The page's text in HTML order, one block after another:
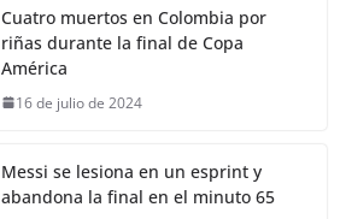
Cuatro muertos en Colombia por
riñas durante la final de Copa
América
16 de julio de 2024
Messi se lesiona en un esprint y
abandona la final en el minuto 65